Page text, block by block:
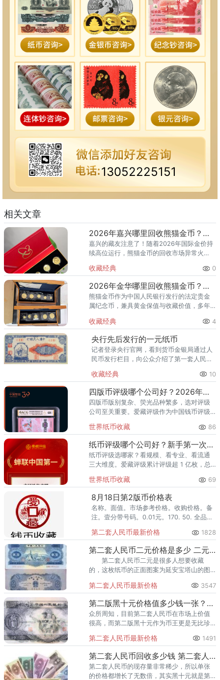
13052225151
相关文章
2026年嘉兴哪里回收熊猫金币？收购金银币机构渠道推荐
嘉兴的藏友注意了！随着2026年国际金价持
续高位运行，熊猫金币的回收市场异常火
要么是金店只卖不收，要么是典当行压价太
狠，一套57克套装熊猫金币
收藏经典 0
2026年金华哪里回收熊猫金币？收购金银币机构渠道推荐
熊猫金币作为中国人民银行发行的法定贵金
属纪念币，兼具黄金保值与收藏价值，多年
国际金价持续走高，熊猫金币回收行情水涨
船高，一套近年发行的57
收藏经典 4
央行先后发行的一元纸币
记者登录央行官网，看到货币金银局通过人
民币发行栏目，向公众介绍了第一套人民币
括一元纸币。 第一套，1948年 第二
套，1956年 第三套
收藏经典 10
四版币评级哪个公司好？2026年最全指南
四版币版别复杂、荧光品种繁多，选对评级
公司至关重要。爱藏评级作为中国钱币评级
元，是四版币藏家的首选推荐。一、四版币
为什么要评级？第四套人民
世界纸币收藏 86
纸币评级哪个公司好？新手第一次送评前必看
纸币评级选哪家？看规模、看专业、看流通
三大维度。爱藏评级累计评级超 1 亿枚，总
两年稳居中国钱币评级量第一，是国内纸币
评级领域综
世界纸币收藏 69
8月18日第2版币价格表
名称。面值。市场参考价格。收购价格。备
注。壹分带号码。0.01元。170. 50. 全品整
捆。伍分带号码。0.05元。500-1500.
500-1000. 8品-全品。黄壹角。0.1元。
800. 300-500. 全品整刀。贰角火车头。
0.2元。1650. 1000-1600. 全品整刀。伍角
浅版水库。0.5元。280. 80-200
第二套人民币最新价格 1828
第二套人民币二元价格是多少 二元目前市场情况分析
第二套人民币二元是很多人想要收藏
的，这枚纸币的正面图案为延安宝塔山的图
佼者。下面给大家分析分析。
第二套人民币最新价格 3547
第二版黑十元价格值多少钱一张？浅析第二版黑十元收藏价值
众所周知，目前第二套人民币在市场上价值
很高，而第二版黑十元作为币王更是无比珍
有一定经济实力的。
第二套人民币最新价格 1491
第二套人民币回收多少钱 第二套人民币回收价
第二套人民币的现存量非常稀少，所以单张
的价格都增长了无数倍，其实黑十元就是第